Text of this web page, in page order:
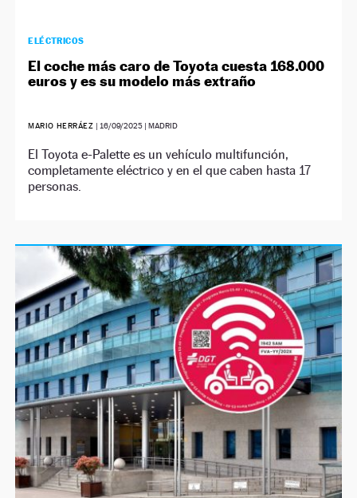
ELÉCTRICOS
El coche más caro de Toyota cuesta 168.000
euros y es su modelo más extraño
MARIO HERRÁEZ | 16/09/2025| MADRID
El Toyota e-Palette es un vehículo multifunción,
completamente eléctrico y en el que caben hasta 17
personas.